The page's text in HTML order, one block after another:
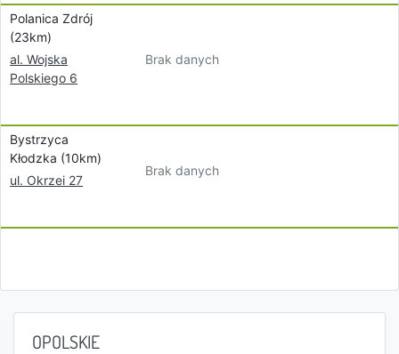
Polanica Zdrój
(23km)
al. Wojska
Polskiego 6
Brak danych
Bystrzyca
Kłodzka (10km)
ul. Okrzei 27
Brak danych
OPOLSKIE